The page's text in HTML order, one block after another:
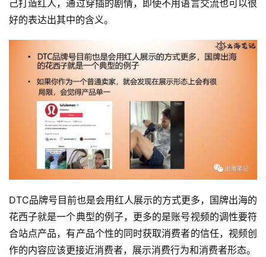
例
拆
解
精
选
己打造红人，通过穿插的剧情，即使不用语言交流也可以很
好的表达出其中的含义。
DTC品牌号目前也是会用红人展示的方式更多，国牌出海的
花西子就是一个典型的例子，更多的是账号视频的调性要符
合站点产品，有产品个性的同时获取消费者的信任，视频创
作的内容应该更接近消费者，展示消费行为和消费者形态。